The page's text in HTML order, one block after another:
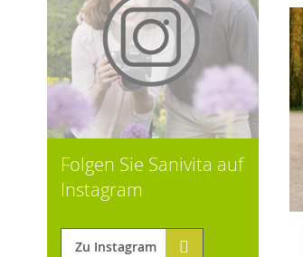
Folgen Sie Sanivita auf
Instagram
Zu Instagram